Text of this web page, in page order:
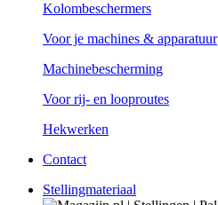
Kolombeschermers
Voor je machines & apparatuur
Machinebescherming
Voor rij- en looproutes
Hekwerken
Contact
Stellingmateriaal